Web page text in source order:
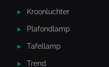
Kroonluchter
Plafondlamp
Tafellamp
Trend